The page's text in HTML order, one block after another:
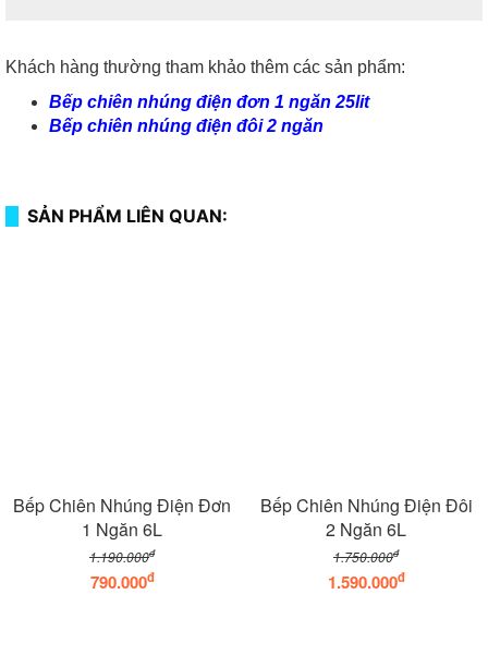
Khách hàng thường tham khảo thêm các sản phẩm:
Bếp chiên nhúng điện đơn 1 ngăn 25lit
Bếp chiên nhúng điện đôi 2 ngăn
SẢN PHẨM LIÊN QUAN:
Bếp Chiên Nhúng Điện Đơn
1 Ngăn 6L
1.190.000đ
790.000đ
Bếp Chiên Nhúng Điện Đôi
2 Ngăn 6L
1.750.000đ
1.590.000đ